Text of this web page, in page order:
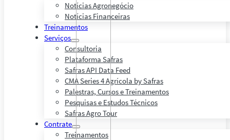
Notícias Agronegócio
Notícias Financeiras
Treinamentos
Serviços
Consultoria
Plataforma Safras
Safras API Data Feed
CMA Series 4 Agrícola by Safras
Palestras, Cursos e Treinamentos
Pesquisas e Estudos Técnicos
Safras Agro Tour
Contrate
Treinamentos